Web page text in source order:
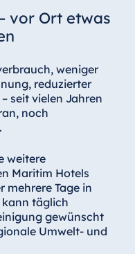
vor Ort etwas
weniger
reduzierter
seit vielen Jahren
noch
weitere
Maritim Hotels
mehrere Tage in
täglich
gewünscht
Umwelt- und